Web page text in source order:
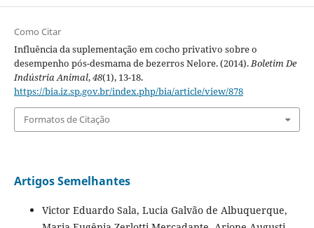
Como Citar
Influência da suplementação em cocho privativo sobre o
desempenho pós-desmama de bezerros Nelore. (2014).Boletim De
Indústria Animal,48(1), 13-18.
https://bia.iz.sp.gov.br/index.php/bia/article/view/878
Formatos de Citação
Artigos Semelhantes
Victor Eduardo Sala, Lucia Galvão de Albuquerque,